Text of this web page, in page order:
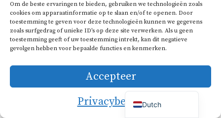
Om de beste ervaringen te bieden, gebruiken we technologieën zoals
cookies om apparaatinformatie op te slaan en/of te openen. Door
toestemming te geven voor deze technologieën kunnen we gegevens
zoals surfgedrag of unieke ID's op deze site verwerken. Als u geen
toestemming geeft of uw toestemming intrekt, kan dit negatieve
gevolgen hebben voor bepaalde functies en kenmerken.
Accepteer
Privacybeleid
Bilderbergbijeenkomsten bijwoonden, wat
inzicht geeft in de samenstelling van de
groep in de decennia die eraan
voorafgingen.
Prins Bernhard der Nederlanden
Dutch
English
French
Italian
German